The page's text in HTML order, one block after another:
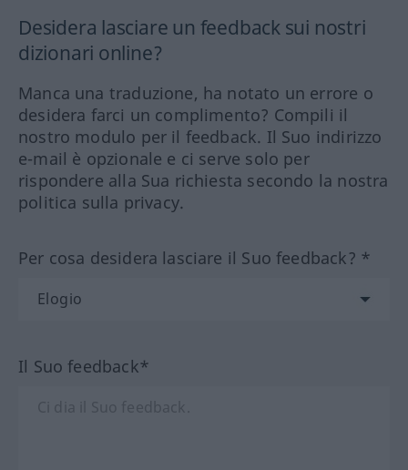
Desidera lasciare un feedback sui nostri
dizionari online?
Manca una traduzione, ha notato un errore o
desidera farci un complimento? Compili il
nostro modulo per il feedback. Il Suo indirizzo
e-mail è opzionale e ci serve solo per
rispondere alla Sua richiesta secondo la nostra
politica sulla privacy.
Per cosa desidera lasciare il Suo feedback? *
Il Suo feedback*